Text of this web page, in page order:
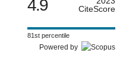
4.9
CiteScore
81st percentile
Powered by